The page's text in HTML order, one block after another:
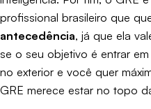
profissional brasileiro que
antecedência, já que ela
se o seu objetivo é entrar
no exterior e você quer
GRE merece estar no topo